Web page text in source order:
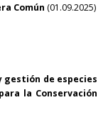
Común (01.09.2025)
gestión de especies
la Conservación